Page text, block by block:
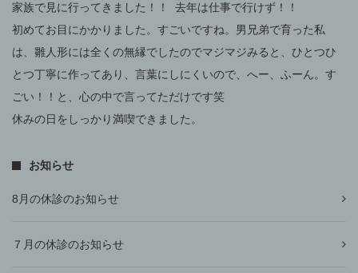
家族で見に行ってきました！！ 去年は仕事で行けず！！
初めてお目にかかりました。すごいですね。男兄弟で育った私
は、雛人形には全くの無縁でしたのでマジマジみると、ひとつひ
とつ丁寧に作ってあり、言葉にしにくいので、へー、ふーん。す
ごい！！と、心の中で言ってただけです笑
休みの日をしっかり満喫できました。
お知らせ
8月の休診のお知らせ
７月の休診のお知らせ